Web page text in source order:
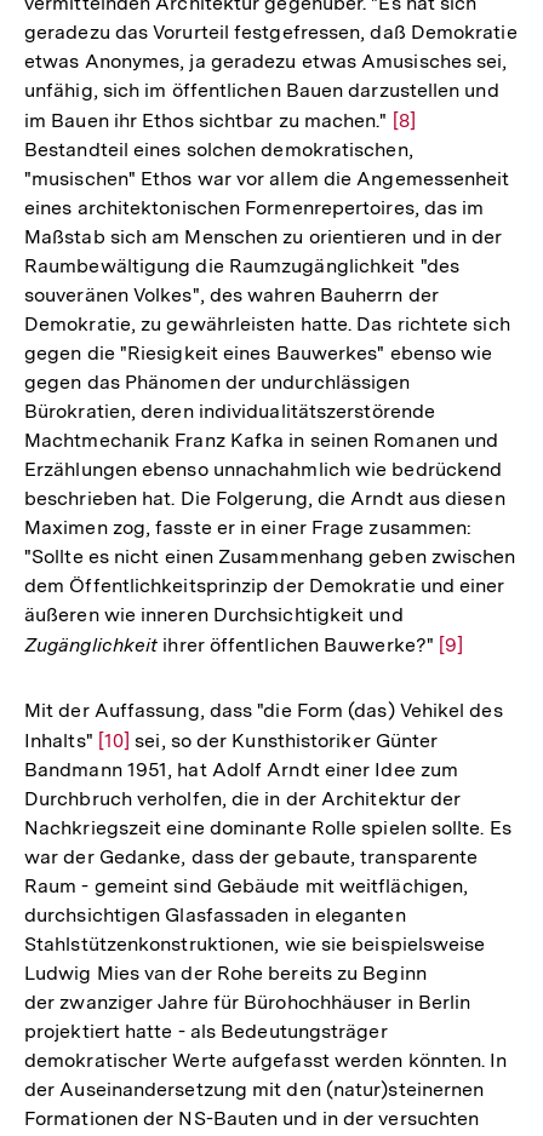
Fußnote
geradezu das Vorurteil festgefressen, daß Demokratie
etwas Anonymes, ja geradezu etwas Amusisches sei,
unfähig, sich im öffentlichen Bauen darzustellen und
im Bauen ihr Ethos sichtbar zu machen." Zur
Auflösung
der
Fußnote
[8]
Bestandteil eines solchen demokratischen,
"musischen" Ethos war vor allem die Angemessenheit
eines architektonischen Formenrepertoires, das im
Maßstab sich am Menschen zu orientieren und in der
Raumbewältigung die Raumzugänglichkeit "des
souveränen Volkes", des wahren Bauherrn der
Demokratie, zu gewährleisten hatte. Das richtete sich
gegen die "Riesigkeit eines Bauwerkes" ebenso wie
gegen das Phänomen der undurchlässigen
Bürokratien, deren individualitätszerstörende
Machtmechanik Franz Kafka in seinen Romanen und
Erzählungen ebenso unnachahmlich wie bedrückend
beschrieben hat. Die Folgerung, die Arndt aus diesen
Maximen zog, fasste er in einer Frage zusammen:
"Sollte es nicht einen Zusammenhang geben zwischen
dem Öffentlichkeitsprinzip der Demokratie und einer
äußeren wie inneren Durchsichtigkeit und
Zugänglichkeit ihrer öffentlichen Bauwerke?" Zur
der
[9]
Mit der Auffassung, dass "die Form (das) Vehikel des
Inhalts" Zur
Auflösung
der
Fußnote
[10] sei, so der Kunsthistoriker Günter
Bandmann 1951, hat Adolf Arndt einer Idee zum
Durchbruch verholfen, die in der Architektur der
Nachkriegszeit eine dominante Rolle spielen sollte. Es
war der Gedanke, dass der gebaute, transparente
Raum - gemeint sind Gebäude mit weitflächigen,
durchsichtigen Glasfassaden in eleganten
Stahlstützenkonstruktionen, wie sie beispielsweise
Ludwig Mies van der Rohe bereits zu Beginn
der zwanziger Jahre für Bürohochhäuser in Berlin
projektiert hatte - als Bedeutungsträger
demokratischer Werte aufgefasst werden könnten. In
der Auseinandersetzung mit den (natur)steinernen
Formationen der NS-Bauten und in der versuchten